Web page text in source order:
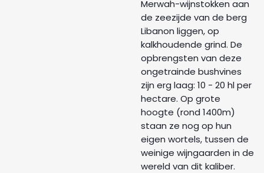
Merwah-wijnstokken aan
de zeezijde van de berg
Libanon liggen, op
kalkhoudende grind. De
opbrengsten van deze
ongetrainde bushvines
zijn erg laag: 10 - 20 hl per
hectare. Op grote
hoogte (rond 1400m)
staan ​​ze nog op hun
eigen wortels, tussen de
weinige wijngaarden in de
wereld van dit kaliber.